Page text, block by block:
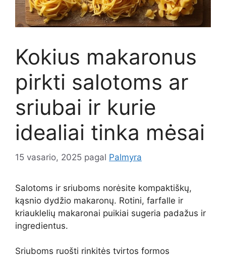
Kokius makaronus
pirkti salotoms ar
sriubai ir kurie
idealiai tinka mėsai
15 vasario, 2025 pagal Palmyra
Salotoms ir sriuboms norėsite kompaktiškų,
kąsnio dydžio makaronų. Rotini, farfalle ir
kriauklelių makaronai puikiai sugeria padažus ir
ingredientus.
Sriuboms ruošti rinkitės tvirtos formos